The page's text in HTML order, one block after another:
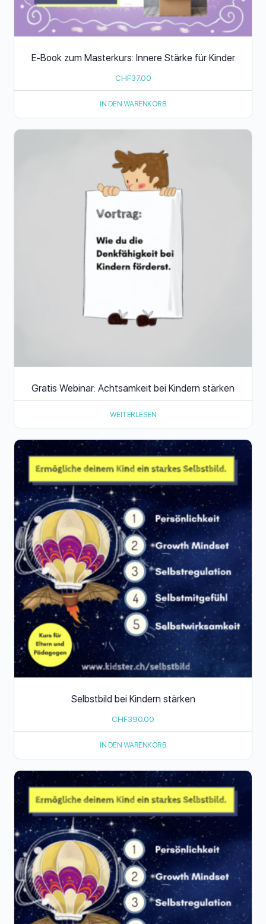
E-Book zum Masterkurs: Innere Stärke für Kinder
CHF37.00
IN DEN WARENKORB
Gratis Webinar: Achtsamkeit bei Kindern stärken
WEITERLESEN
Selbstbild bei Kindern stärken
CHF390.00
IN DEN WARENKORB